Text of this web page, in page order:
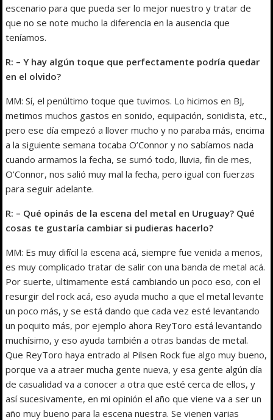
escenario para que pueda ser lo mejor nuestro y tratar de
que no se note mucho la diferencia en la ausencia que
teníamos.
R: – Y hay algún toque que perfectamente podría quedar
en el olvido?
MM: Sí, el penúltimo toque que tuvimos. Lo hicimos en BJ,
metimos muchos gastos en sonido, equipación, sonidista, etc.,
pero ese día empezó a llover mucho y no paraba más, encima
a la siguiente semana tocaba O’Connor y no sabíamos nada
cuando armamos la fecha, se sumó todo, lluvia, fin de mes,
O’Connor, nos salió muy mal la fecha, pero igual con fuerzas
para seguir adelante.
R: – Qué opinás de la escena del metal en Uruguay? Qué
cosas te gustaría cambiar si pudieras hacerlo?
MM: Es muy difícil la escena acá, siempre fue venida a menos,
es muy complicado tratar de salir con una banda de metal acá.
Por suerte, ultimamente está cambiando un poco eso, con el
resurgir del rock acá, eso ayuda mucho a que el metal levante
un poco más, y se está dando que cada vez esté levantando
un poquito más, por ejemplo ahora ReyToro está levantando
muchísimo, y eso ayuda también a otras bandas de metal.
Que ReyToro haya entrado al Pilsen Rock fue algo muy bueno,
porque va a atraer mucha gente nueva, y esa gente algún día
de casualidad va a conocer a otra que esté cerca de ellos, y
así sucesivamente, en mi opinión el año que viene va a ser un
año muy bueno para la escena nuestra. Se vienen varias